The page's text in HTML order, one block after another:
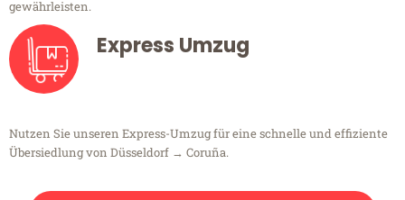
gewährleisten.
Express Umzug
Nutzen Sie unseren Express-Umzug für eine schnelle und effiziente
Übersiedlung von Düsseldorf → Coruña.